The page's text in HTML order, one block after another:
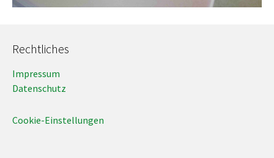
Rechtliches
Impressum
Datenschutz
Cookie-Einstellungen